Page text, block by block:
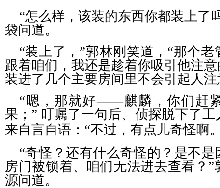
“怎么样，该装的东西你都装上了
袋问道。
“装上了，”郭林刚笑道，“那个
跟着咱们，我还是趁着你吸引他注
装进了几个主要房间里不会引起人
“嗯，那就好——麒麟，你们赶
果；” 叮嘱了一句后、侦探脱下了
来自言自语：“不过，有点儿奇怪啊
“奇怪？还有什么奇怪的？是不
房门被锁着、咱们无法进去查看？
源问道。